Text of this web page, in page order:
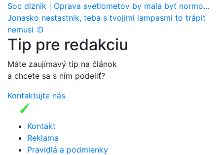
Soc dlznik
Oprava svetlometov by mala byť normou. Jeden nový dnes stojí priemerne 1251 eur!
Jonasko nestastnik, teba s tvojimi lampasmi to trápiť
nemusi :D
Tip pre redakciu
Máte zaujímavý tip na článok
a chcete sa s ním podeliť?
Kontaktujte nás
Kontakt
Reklama
Pravidlá a podmienky